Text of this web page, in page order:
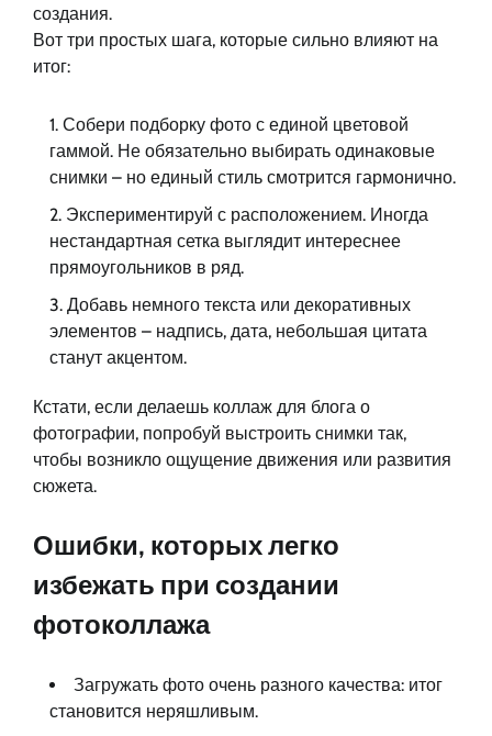
создания.
Вот три простых шага, которые сильно влияют на
итог:
Собери подборку фото с единой цветовой
гаммой. Не обязательно выбирать одинаковые
снимки – но единый стиль смотрится гармонично.
Экспериментируй с расположением. Иногда
нестандартная сетка выглядит интереснее
прямоугольников в ряд.
Добавь немного текста или декоративных
элементов – надпись, дата, небольшая цитата
станут акцентом.
Кстати, если делаешь коллаж для блога о
фотографии, попробуй выстроить снимки так,
чтобы возникло ощущение движения или развития
сюжета.
Ошибки, которых легко
избежать при создании
фотоколлажа
Загружать фото очень разного качества: итог
становится неряшливым.